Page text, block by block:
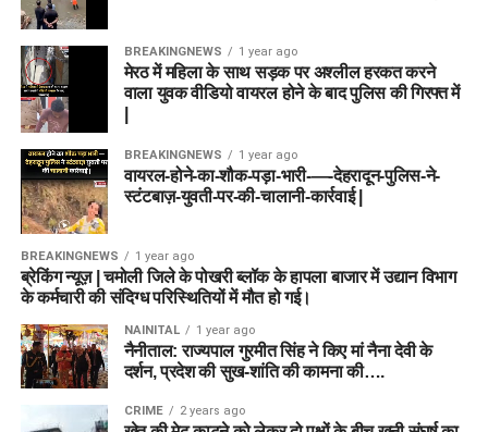
BREAKINGNEWS 1 year ago
मेरठ में महिला के साथ सड़क पर अश्लील हरकत करने
वाला युवक वीडियो वायरल होने के बाद पुलिस की गिरफ्त में
BREAKINGNEWS 1 year ago
वायरल-होने-का-शौक-पड़ा-भारी-—-देहरादून-पुलिस-ने-
स्टंटबाज़-युवती-पर-की-चालानी-कार्रवाई |
BREAKINGNEWS 1 year ago
ब्रेकिंग न्यूज़ | चमोली जिले के पोखरी ब्लॉक के हापला बाजार में उद्यान विभाग
के कर्मचारी की संदिग्ध परिस्थितियों में मौत हो गई।
NAINITAL 1 year ago
नैनीताल: राज्यपाल गुरमीत सिंह ने किए मां नैना देवी के
दर्शन, प्रदेश की सुख-शांति की कामना की….
CRIME 2 years ago